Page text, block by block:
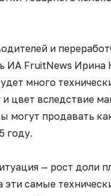
и
ИА FruitNews Ирина
много
цвет вследствие
могут продавать
году.
— рост доли
эти самые